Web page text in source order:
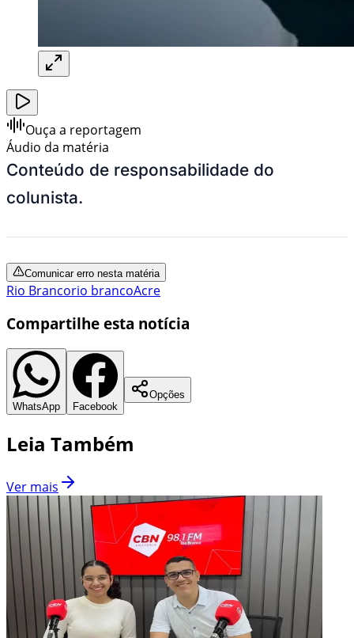
Ouça a reportagem
Áudio da matéria
Conteúdo de responsabilidade do
colunista.
Comunicar erro nesta matéria
Rio Brancorio brancoAcre
Compartilhe esta notícia
WhatsApp Facebook
Opções
Leia Também
Ver mais